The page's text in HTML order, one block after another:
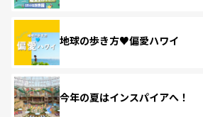
地球の歩き方♥偏愛ハワイ
今年の夏はインスパイアへ！